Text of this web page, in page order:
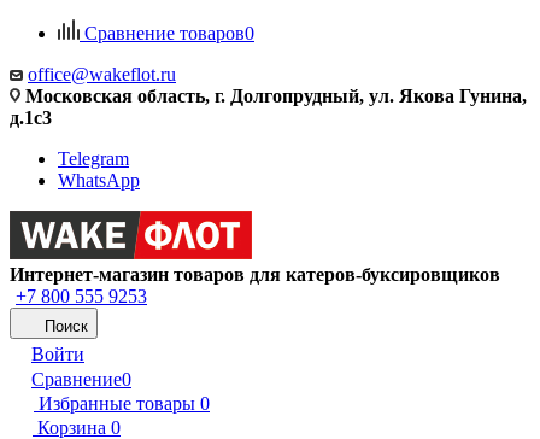
Сравнение товаров0
office@wakeflot.ru
Московская область, г. Долгопрудный, ул. Якова Гунина,
д.1с3
Telegram
WhatsApp
Интернет-магазин товаров для катеров-буксировщиков
+7 800 555 9253
Поиск
Войти
Сравнение0
Избранные товары 0
Корзина 0